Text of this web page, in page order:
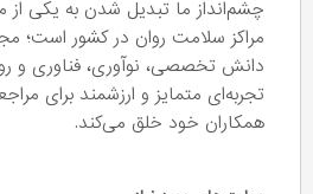
چشم‌انداز ما تبدیل شدن به یکی از
مراکز سلامت روان در کشور است؛
دانش تخصصی، نوآوری، فناوری و
تجربه‌ای متمایز و ارزشمند برای
همکاران خود خلق می‌کند.